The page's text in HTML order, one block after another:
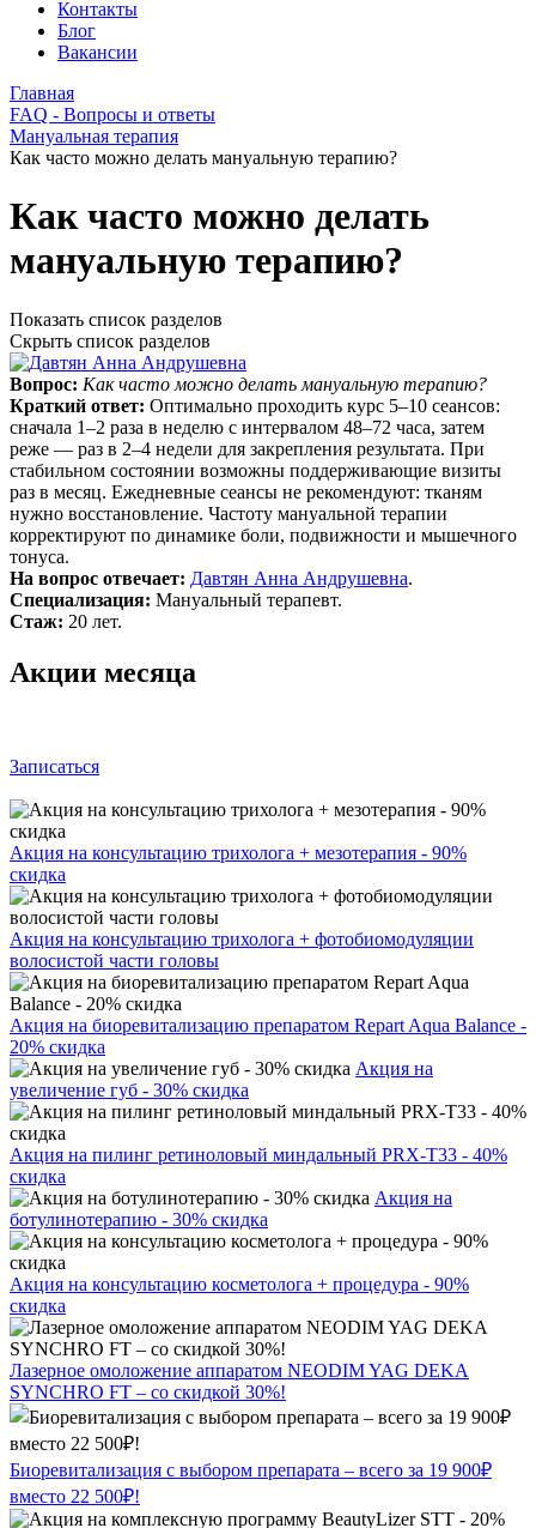
Контакты
Блог
Вакансии
Главная
FAQ - Вопросы и ответы
Мануальная терапия
Как часто можно делать мануальную терапию?
Как часто можно делать
мануальную терапию?
Показать список разделов
Скрыть список разделов
Вопрос: Как часто можно делать мануальную терапию?
Краткий ответ: Оптимально проходить курс 5–10 сеансов:
сначала 1–2 раза в неделю с интервалом 48–72 часа, затем
реже — раз в 2–4 недели для закрепления результата. При
стабильном состоянии возможны поддерживающие визиты
раз в месяц. Ежедневные сеансы не рекомендуют: тканям
нужно восстановление. Частоту мануальной терапии
корректируют по динамике боли, подвижности и мышечного
тонуса.
На вопрос отвечает: Давтян Анна Андрушевна.
Специализация: Мануальный терапевт.
Стаж: 20 лет.
Акции месяца
Записаться
Акция на консультацию трихолога + мезотерапия - 90%
скидка
Акция на консультацию трихолога + фотобиомодуляции
волосистой части головы
Акция на биоревитализацию препаратом Repart Aqua Balance -
20% скидка
Акция на
увеличение губ - 30% скидка
Акция на пилинг ретиноловый миндальный PRX-T33 - 40%
скидка
Акция на
ботулинотерапию - 30% скидка
Акция на консультацию косметолога + процедура - 90%
скидка
Лазерное омоложение аппаратом NEODIM YAG DEKA
SYNCHRO FT – со скидкой 30%!
Биоревитализация с выбором препарата – всего за 19 900₽
вместо 22 500₽!